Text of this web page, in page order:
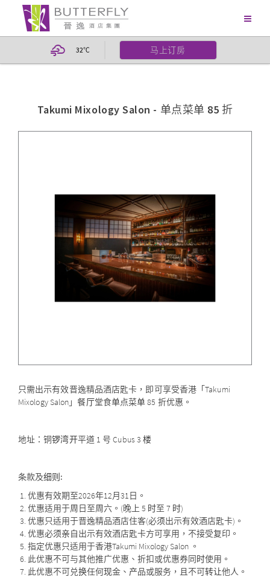
32℃ 马上订房
Takumi Mixology Salon - 单点菜单 85 折
只需出示有效晋逸精品酒店匙卡，即可享受香港「Takumi
Mixology Salon」餐厅堂食单点菜单 85 折优惠。
地址：铜锣湾开平道 1 号 Cubus 3 楼
条款及细则:
优惠有效期至2026年12月31日。
优惠适用于周日至周六。(晚上 5 时至 7 时)
优惠只适用于晋逸精品酒店住客(必须出示有效酒店匙卡)。
优惠必须亲自出示有效酒店匙卡方可享用，不接受复印。
指定优惠只适用于香港Takumi Mixology Salon 。
此优惠不可与其他推广优惠、折扣或优惠券同时使用。
此优惠不可兑换任何现金、产品或服务，且不可转让他人。